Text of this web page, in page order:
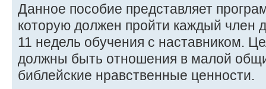
Данное пособие представляет
которую должен пройти каждый член
11 недель обучения с наставником.
должны быть отношения в малой
библейские нравственные ценности.